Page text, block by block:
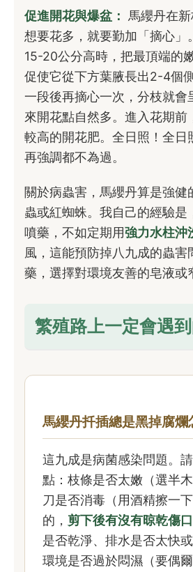
促進開花與爆盆：
馬纓丹在新
想要花多，就要勤加「摘心」
15-20公分高時，把最頂端的
促使它從下方葉腋長出2-4個
一段後再摘心一次，分枝就會
來開花點自然多。進入花期前
較高的開花肥。全日照！全日
再強調都不為過。
關於病蟲害，馬纓丹算是強健
蟲或紅蜘蛛。我自己的經驗是
噴藥，不如定期用強力水柱沖
風，這能預防掉八九成的蟲害
藥，選擇對環境友善的皂液或
繁殖路上一定會遇
馬纓丹扦插總是黑掉腐爛
這九成是病菌感染問題。
點：枝條是否太嫩（選半
刀是否消毒（用酒精擦一
的， 剪下後有沒有晾乾傷
是否乾淨、排水是否太快
環境是否過於悶濕（要偶